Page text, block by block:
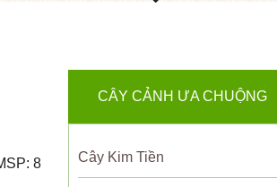
8
CÂY CẢNH ƯA CHUỘNG
Cây Kim Tiền